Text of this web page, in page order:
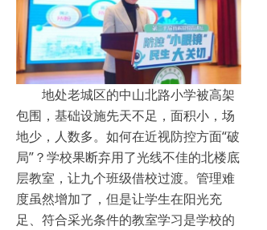
地处老城区的中山北路小学被高架
包围，基础设施先天不足，面积小，场
地少，人数多。如何在近视防控方面“破
局”？学校果断弃用了光线不佳的北楼底
层教室，让九个班级借校过渡。管理难
度虽然增加了，但是让学生在阳光充
足、符合采光条件的教室学习是学校的